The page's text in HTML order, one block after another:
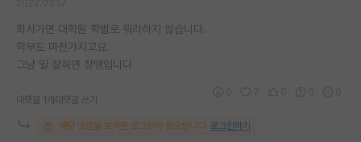
회사가면 대학원 학벌로 뭐라하지 않습니다.
학부도 마찬가지고요.
그냥 일 잘하면 장땡입니다
대댓글 1개 대댓글 쓰기
해당 댓글을 보려면 로그인이 필요합니다. 로그인하기